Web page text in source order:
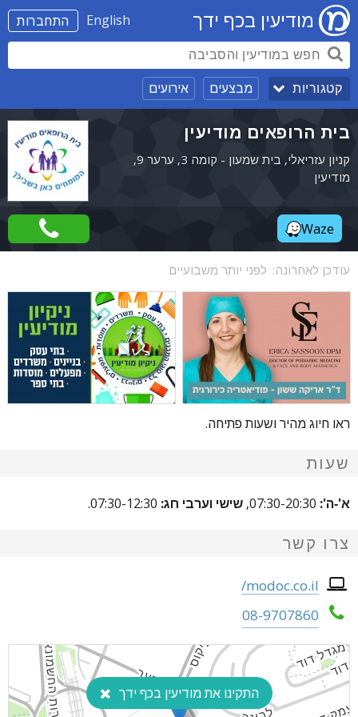
התחברות English מודיעין בכף ידך
קטגוריות מבצעים אירועים
בית הרופאים מודיעין
קניון עזריאלי, בית שמעון - קומה 3, ערער 9,
מודיעין
Waze
עודכן לאחרונה: לפני יותר משבועיים
ראו חיוג מהיר ושעות פתיחה.
שעות
א'-ה': שישי וערבי חג:
צרו קשר
modoc.co.il/
08-9707860
התקינו את מודיעין בכף ידך